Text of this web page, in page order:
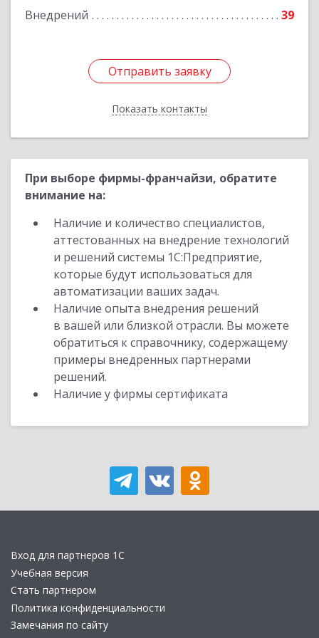
Внедрений 39
Отправить заявку
Показать контакты
Отправить заявку
Назад
При выборе фирмы-франчайзи, обратите
внимание на:
Наличие и количество специалистов,
аттестованных на внедрение технологий
и решений системы 1С:Предприятие,
которые будут использоваться для
автоматизации ваших задач.
Наличие опыта внедрения решений
в вашей или близкой отрасли. Вы можете
обратиться к справочнику, содержащему
примеры внедренных партнерами
решений.
Наличие у фирмы сертификата
Вход для партнеров 1С
Учебная версия
Стать партнером
Политика конфиденциальности
Замечания по сайту